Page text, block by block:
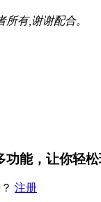
有,谢谢配合。
功能，让你轻
注册